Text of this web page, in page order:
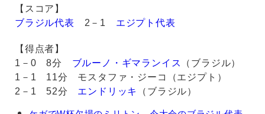
【スコア】
ブラジル代表
2－1 エジプト代表
【得点者】
1－0 8分 ブルーノ・ギマランイス
（ブラジル）
1－1 11分 モスタファ・ジーコ（エジプト）
2－1 52分 エンドリッキ （ブラジル）
エ